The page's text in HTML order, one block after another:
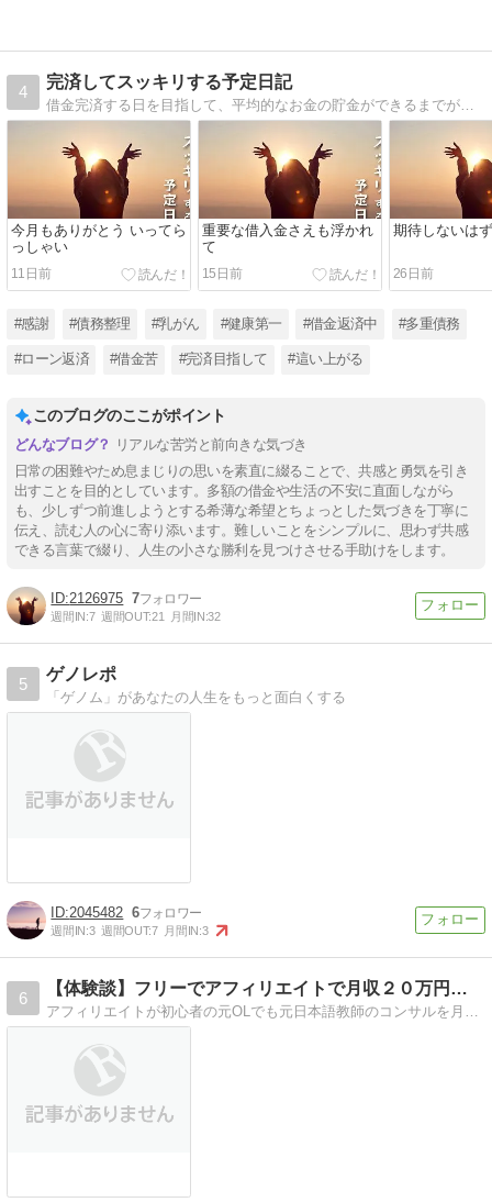
4
完済してスッキリする予定日記
借金完済する日を目指して、平均的なお金の貯金ができるまでが目標。とてもオバサンです。
今月もありがとう いってら
っしゃい
11日前
重要な借入金さえも浮かれ
て
15日前
期待しないは
26日前
#感謝 #債務整理 #乳がん #健康第一 #借金返済中 #多重債務
#ローン返済 #借金苦 #完済目指して #這い上がる
このブログのここがポイント
リアルな苦労と前向きな気づき
日常の困難やため息まじりの思いを素直に綴ることで、共感と勇気を引き
出すことを目的としています。多額の借金や生活の不安に直面しながら
も、少しずつ前進しようとする希薄な希望とちょっとした気づきを丁寧に
伝え、読む人の心に寄り添います。難しいことをシンプルに、思わず共感
できる言葉で綴り、人生の小さな勝利を見つけさせる手助けをします。
2126975 7
週間IN:7 週間OUT:21 月間IN:32
5
ゲノレポ
「ゲノム」があなたの人生をもっと面白くする
2045482 6
週間IN:3 週間OUT:7 月間IN:3
6
【体験談】フリーでアフィリエイトで月収２０万円稼ぐ方法に成功
アフィリエイトが初心者の元OLでも元日本語教師のコンサルを月に一回受けながら月収２０万円まで安定して稼げるようになった体験談です！収入報告もしてます！